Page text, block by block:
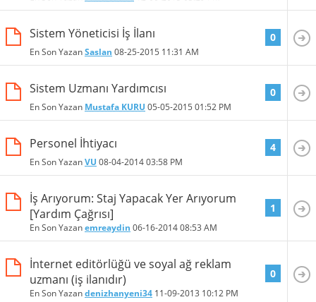
Sistem Yöneticisi İş İlanı
En Son YazanSaslan 08-25-2015 11:31 AM
0
Sistem Uzmanı Yardımcısı
En Son Yazan Mustafa KURU 05-05-2015 01:52 PM
0
Personel İhtiyacı
En Son YazanVU 08-04-201403:58 PM
4
İş Arıyorum: Staj Yapacak Yer Arıyorum
[Yardım Çağrısı]
En Son Yazanemreaydin 06-16-201408:53 AM
1
İnternet editörlüğü ve soyal ağ reklam
uzmanı (iş ilanıdır)
En Son Yazandenizhanyeni34 11-09-2013 10:12 PM
0